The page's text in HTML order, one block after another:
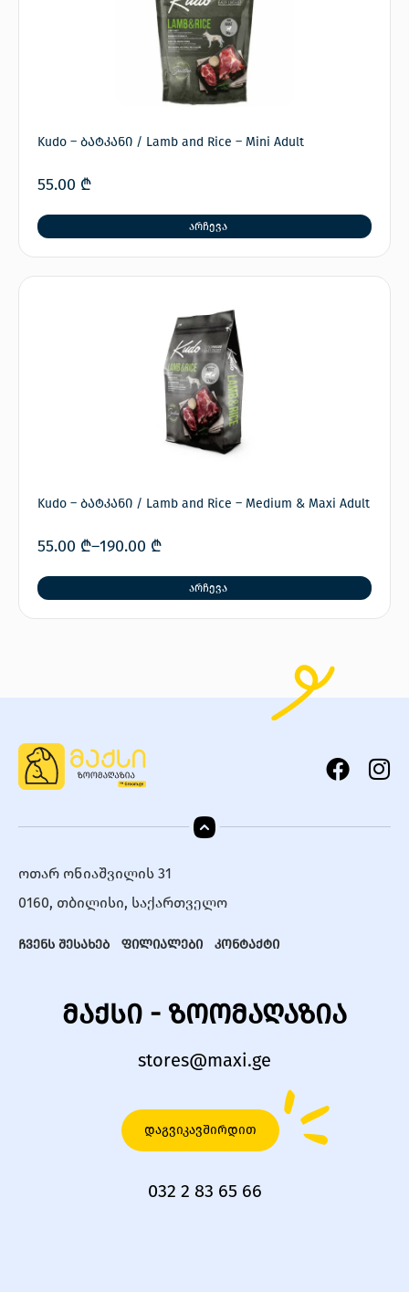
Kudo – ბატკანი / Lamb and Rice – Mini Adult
55.00 ₾
არჩევა
Kudo – ბატკანი / Lamb and Rice – Medium & Maxi Adult
55.00 ₾–190.00 ₾
არჩევა
ოთარ ონიაშვილის 31
0160, თბილისი, საქართველო
ჩვენს შესახებ ფილიალები კონტაქტი
მაქსი - ზოომაღაზია
stores@maxi.ge
დაგვიკავშირდით
032 2 83 65 66